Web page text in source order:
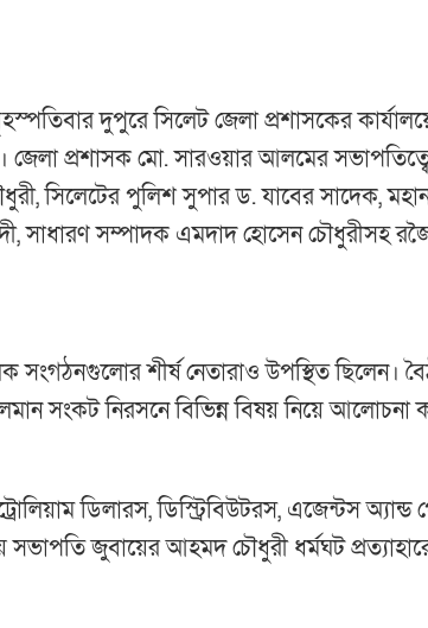
দুপুরে সিলেট জেলা প্রশাসকের
জেলা প্রশাসক মো. সারওয়ার আলমের
সিলেটের পুলিশ সুপার ড. যাবের সাদেক,
সাধারণ সম্পাদক এমদাদ হোসেন চৌধুরীসহ
সংগঠনগুলোর শীর্ষ নেতারাও উপস্থিত ছিলেন।
সংকট নিরসনে বিভিন্ন বিষয় নিয়ে আলোচনা
ডিলারস, ডিস্ট্রিবিউটরস, এজেন্টস অ্যান্ড
সভাপতি জুবায়ের আহমদ চৌধুরী ধর্মঘট